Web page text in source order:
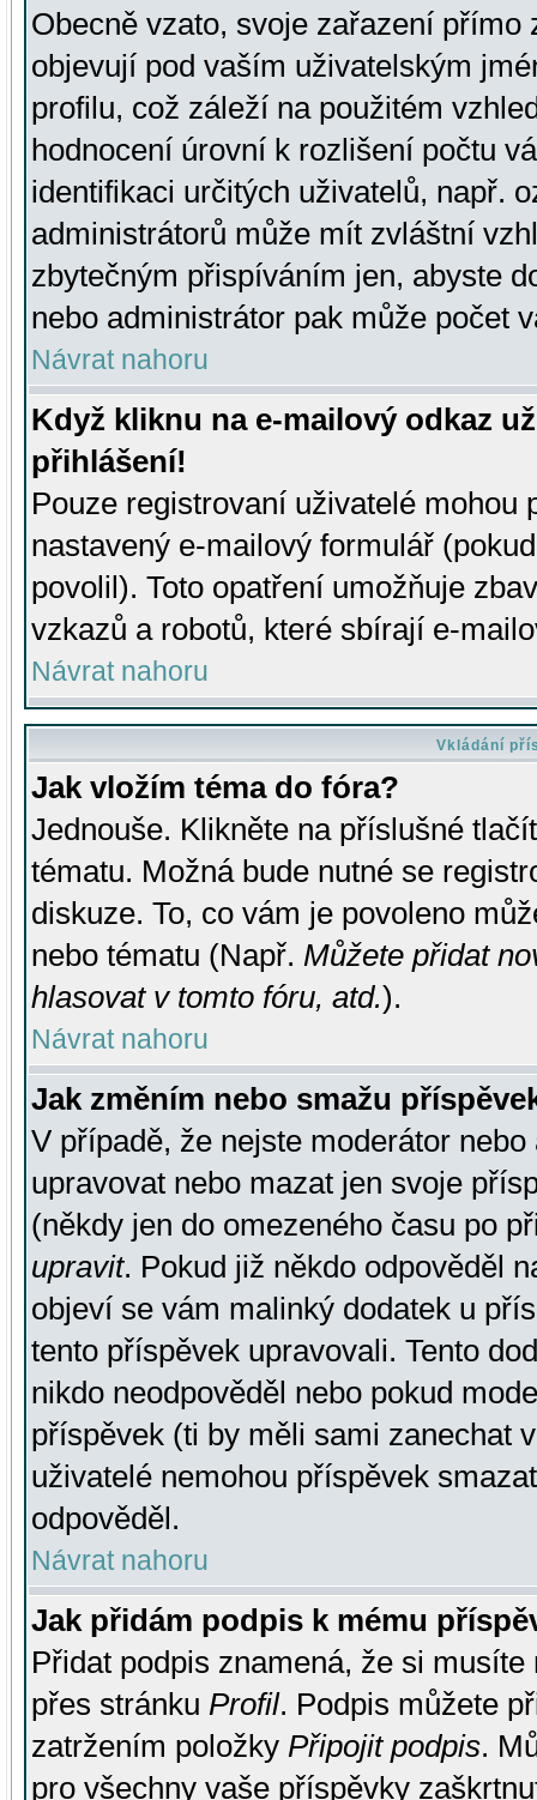
Obecně vzato, svoje zařazení přímo
objevují pod vaším uživatelským
profilu, což záleží na použitém
hodnocení úrovní k rozlišení počtu
identifikaci určitých uživatelů, např.
administrátorů může mít zvláštní
zbytečným přispíváním jen, abyste
nebo administrátor pak může počet
Návrat nahoru
Když kliknu na e-mailový odkaz
přihlášení!
Pouze registrovaní uživatelé mohou
nastavený e-mailový formulář
povolil). Toto opatření umožňuje
vzkazů a robotů, které sbírají e-
Návrat nahoru
Vkládání
Jak vložím téma do fóra?
Jednouše. Klikněte na příslušné
tématu. Možná bude nutné se
diskuze. To, co vám je povoleno
nebo tématu (Např. Můžete přidat
hlasovat v tomto fóru, atd.).
Návrat nahoru
Jak změním nebo smažu
V případě, že nejste moderátor
upravovat nebo mazat jen svoje
(někdy jen do omezeného času po
upravit. Pokud již někdo odpověděl
objeví se vám malinký dodatek u
tento příspěvek upravovali. Tento
nikdo neodpověděl nebo pokud
příspěvek (ti by měli sami zanechat
uživatelé nemohou příspěvek
odpověděl.
Návrat nahoru
Jak přidám podpis k mému
Přidat podpis znamená, že si
přes stránku Profil. Podpis můžete
zatržením položky Připojit podpis.
pro všechny vaše příspěvky